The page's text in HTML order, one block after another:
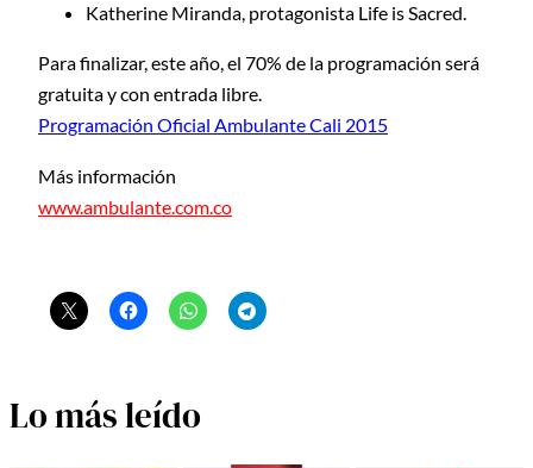
Katherine Miranda, protagonista Life is Sacred.
Para finalizar, este año, el 70% de la programación será
gratuita y con entrada libre.
Programación Oficial Ambulante Cali 2015
Más información
www.ambulante.com.co
Lo más leído